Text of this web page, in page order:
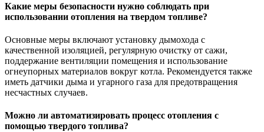
Какие меры безопасности нужно соблюдать при
использовании отопления на твердом топливе?
Основные меры включают установку дымохода с
качественной изоляцией, регулярную очистку от сажи,
поддержание вентиляции помещения и использование
огнеупорных материалов вокруг котла. Рекомендуется также
иметь датчики дыма и угарного газа для предотвращения
несчастных случаев.
Можно ли автоматизировать процесс отопления с
помощью твердого топлива?